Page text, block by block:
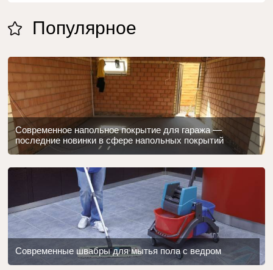
Популярное
Современное напольное покрытие для гаража —
последние новинки в сфере напольных покрытий
Современные швабры для мытья пола с ведром